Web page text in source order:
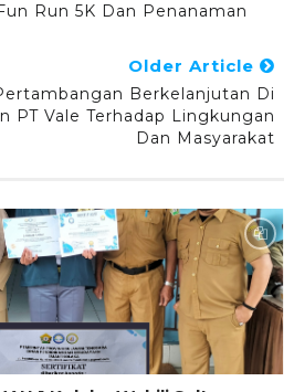
Run 5K Dan Penanaman
Older Article
Berkelanjutan Di
PT Vale Terhadap Lingkungan
Dan Masyarakat